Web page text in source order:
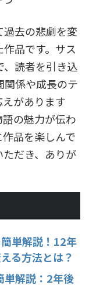
過去の悲劇を変
品です。サス
、読者を引き込
関係や成長のテ
があります
の魅力が伝わ
品を楽しんで
だき、ありが
単解説！12年
る方法とは？
単解説：2年後